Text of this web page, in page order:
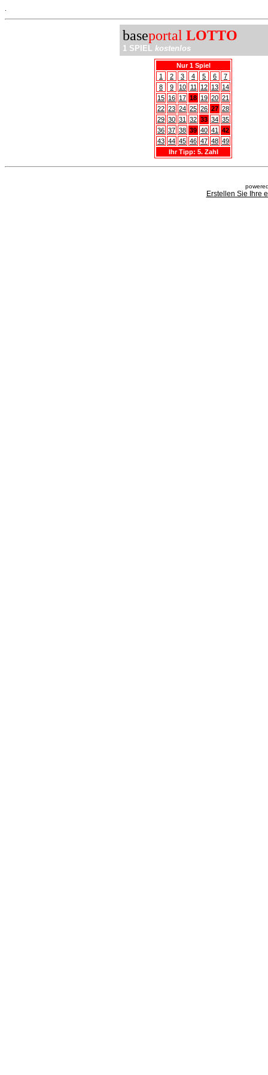
baseportal LOTTO
1 SPIEL kostenlos
Nur 1 Spiel
1
2 3 4 5 6
7
8
9 10 11 12 13 14
15 16 17 18 19 20 21
22 23 24 25 26 27 28
29 30 31 32 33 34 35
36 37 38 39 40 41
42
43 44 45 46 47 48 49
Ihr Tipp: 5. Zahl
Erstellen Sie Ihre